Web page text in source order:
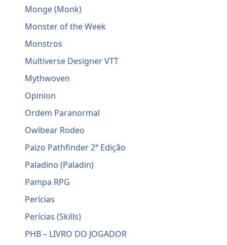
Monge (Monk)
Monster of the Week
Monstros
Multiverse Designer VTT
Mythwoven
Opinion
Ordem Paranormal
Owlbear Rodeo
Paizo Pathfinder 2ª Edição
Paladino (Paladin)
Pampa RPG
Perícias
Perícias (Skills)
PHB – LIVRO DO JOGADOR